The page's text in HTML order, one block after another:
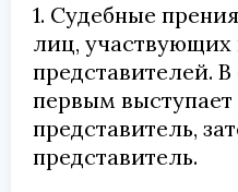
1. Судебные
лиц, участвующих
представителей.
первым выступает
представитель,
представитель.